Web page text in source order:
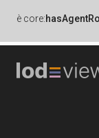
è core: